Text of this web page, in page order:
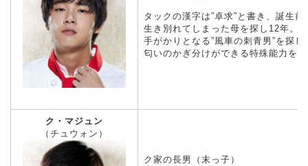
タックの漢字は”卓求”と書き、誕生
生き別れてしまった母を探し12年。
手がかりとなる”風車の刺青男”を探
匂いのかぎ分けができる特殊能力を
ク・マジュン
（チュウォン）
ク家の長男（末っ子）